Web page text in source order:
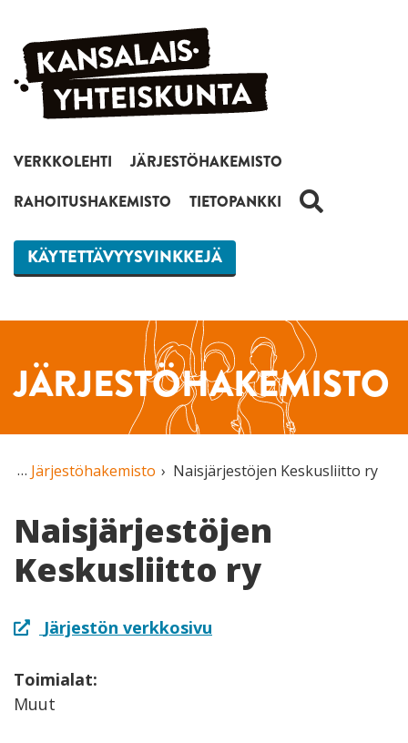
Siirry sisältöön
VERKKOLEHTI
JÄRJESTÖHAKEMISTO
RAHOITUSHAKEMISTO
TIETOPANKKI HAKU
KÄYTETTÄVYYSVINKKEJÄ
JÄRJESTÖHAKEMISTO
Järjestöhakemisto Naisjärjestöjen Keskusliitto ry
Naisjärjestöjen
Keskusliitto ry
Järjestön verkkosivu
Toimialat:
Muut